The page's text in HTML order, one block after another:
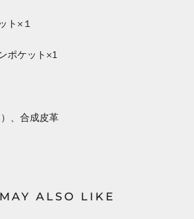
ト×１
ポケット×1
、合成皮革
ALSO LIKE